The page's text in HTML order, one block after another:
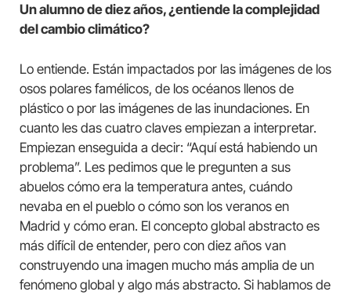
Un alumno de diez años, ¿entiende la complejidad
del cambio climático?
Lo entiende. Están impactados por las imágenes de los
osos polares famélicos, de los océanos llenos de
plástico o por las imágenes de las inundaciones. En
cuanto les das cuatro claves empiezan a interpretar.
Empiezan enseguida a decir: “Aquí está habiendo un
problema”. Les pedimos que le pregunten a sus
abuelos cómo era la temperatura antes, cuándo
nevaba en el pueblo o cómo son los veranos en
Madrid y cómo eran. El concepto global abstracto es
más difícil de entender, pero con diez años van
construyendo una imagen mucho más amplia de un
fenómeno global y algo más abstracto. Si hablamos de